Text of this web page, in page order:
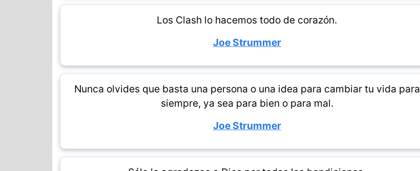
Los Clash lo hacemos todo de corazón.
Joe Strummer
Nunca olvides que basta una persona o una idea para cambiar tu vida para
siempre, ya sea para bien o para mal.
Joe Strummer